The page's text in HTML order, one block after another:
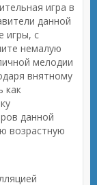
игра в
данной
игры, с
немалую
мелодии
внятному
как
данной
возрастную